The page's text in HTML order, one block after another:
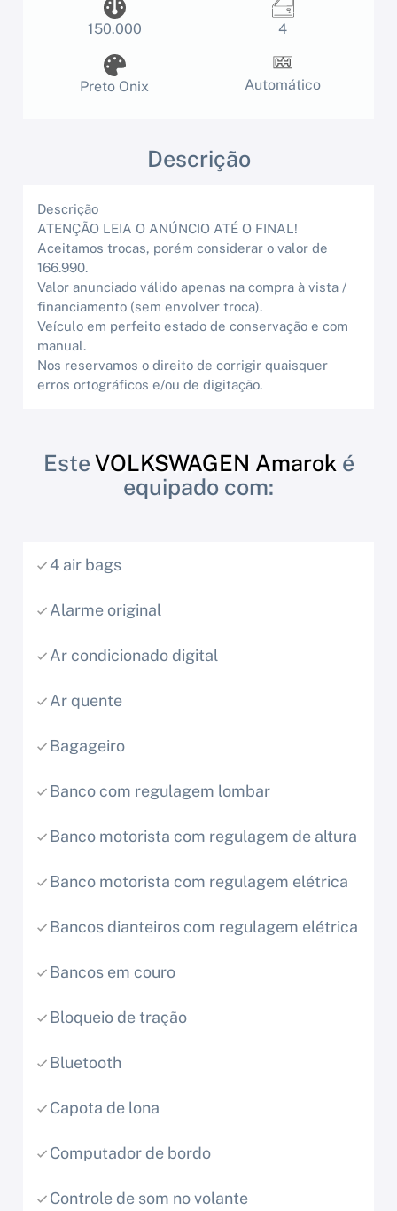
150.000 4
Preto Onix Automático
Descrição
Descrição
ATENÇÃO LEIA O ANÚNCIO ATÉ O FINAL!
Aceitamos trocas, porém considerar o valor de
166.990.
Valor anunciado válido apenas na compra à vista /
financiamento (sem envolver troca).
Veículo em perfeito estado de conservação e com
manual.
Nos reservamos o direito de corrigir quaisquer
erros ortográficos e/ou de digitação.
Este VOLKSWAGEN Amaroké
equipado com:
4 air bags
Alarme original
Ar condicionado digital
Ar quente
Bagageiro
Banco com regulagem lombar
Banco motorista com regulagem de altura
Banco motorista com regulagem elétrica
Bancos dianteiros com regulagem elétrica
Bancos em couro
Bloqueio de tração
Bluetooth
Capota de lona
Computador de bordo
Controle de som no volante